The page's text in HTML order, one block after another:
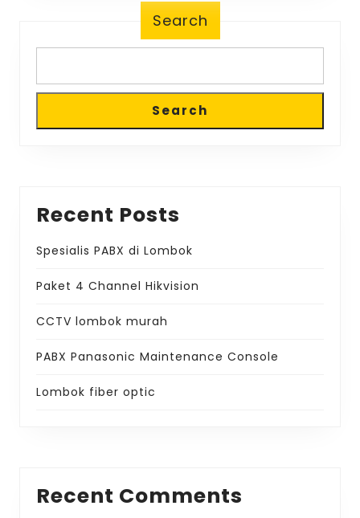
Search
Search
Recent Posts
Spesialis PABX di Lombok
Paket 4 Channel Hikvision
CCTV lombok murah
PABX Panasonic Maintenance Console
Lombok fiber optic
Recent Comments